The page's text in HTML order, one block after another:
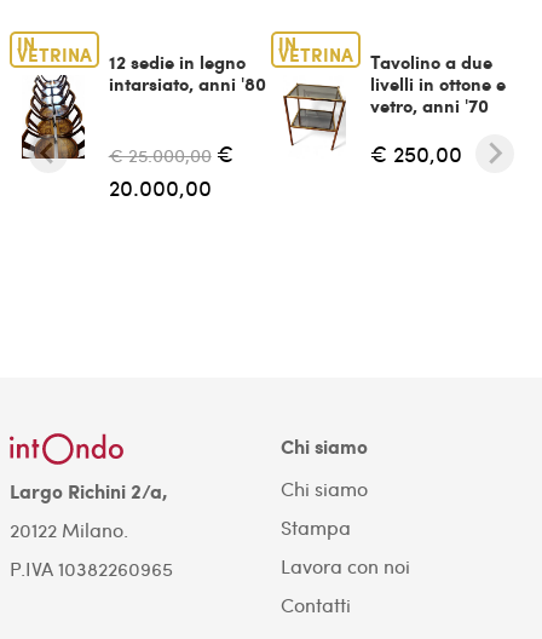
IN
VETRINA
12 sedie in legno
intarsiato, anni '80
€ 25.000,00 €
20.000,00
IN
VETRINA
Tavolino a due
livelli in ottone e
vetro, anni '70
€ 250,00
Largo Richini 2/a,
20122 Milano.
P.IVA 10382260965
Chi siamo
Chi siamo
Stampa
Lavora con noi
Contatti